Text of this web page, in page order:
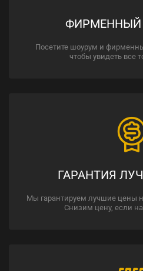
ФИРМЕННЫЙ
Посетите шоурум и
чтобы увидеть все
ГАРАНТИЯ
Мы гарантируем лучшие цены
Снизим цену, если